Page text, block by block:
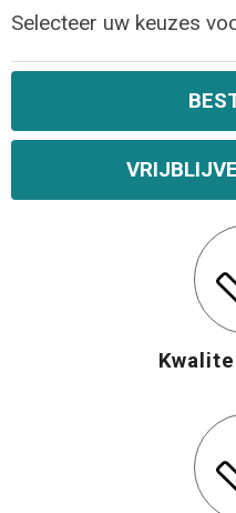
Selecteer uw keuzes